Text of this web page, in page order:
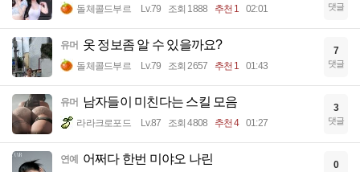
돌체콜드부르 Lv.79 조회 1888 추천 1 02:01 댓글
유머 옷 정보좀 알 수 있을까요?
돌체콜드부르 Lv.79 조회 2657 추천 1 01:43
7
댓글
유머 남자들이 미친다는 스킬 모음
라라크로포드 Lv.87 조회 4808 추천 4 01:27
3
댓글
연예 어쩌다 한번 미야오 나린 0